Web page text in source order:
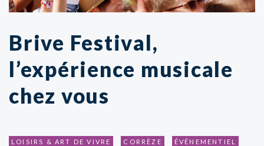
Brive Festival,
l’expérience musicale
chez vous
LOISIRS & ART DE VIVRE CORRÈZE ÉVÉNEMENTIEL